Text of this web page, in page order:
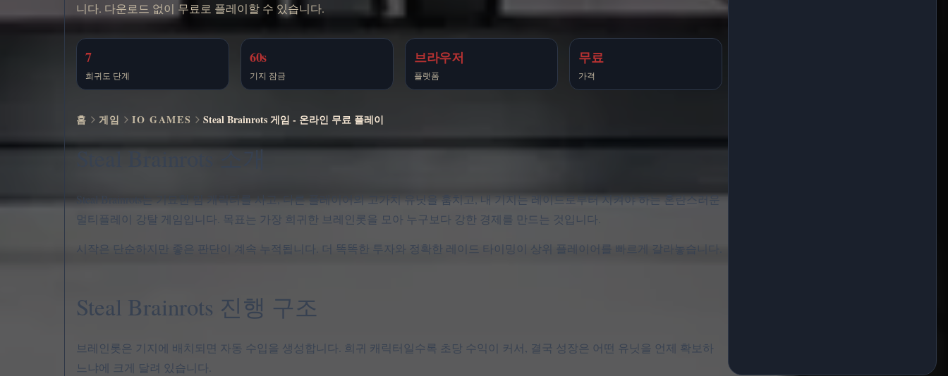
니다. 다운로드 없이 무료로 플레이할 수 있습니다.
7
희귀도 단계
60s
기지 잠금
브라우저
플랫폼
무료
가격
홈 게임 IO GAMES Steal Brainrots 게임 - 온라인 무료 플레이
Steal Brainrots 소개
Steal Brainrots는 기묘한 밈 캐릭터를 사고, 다른 플레이어의 고가치 유닛을 훔치고, 내 기지는 레이드로부터 지켜야 하는 혼란스러운
멀티플레이 강탈 게임입니다. 목표는 가장 희귀한 브레인롯을 모아 누구보다 강한 경제를 만드는 것입니다.
시작은 단순하지만 좋은 판단이 계속 누적됩니다. 더 똑똑한 투자와 정확한 레이드 타이밍이 상위 플레이어를 빠르게 갈라놓습니다.
Steal Brainrots 진행 구조
브레인롯은 기지에 배치되면 자동 수입을 생성합니다. 희귀 캐릭터일수록 초당 수익이 커서, 결국 성장은 어떤 유닛을 언제 확보하
느냐에 크게 달려 있습니다.